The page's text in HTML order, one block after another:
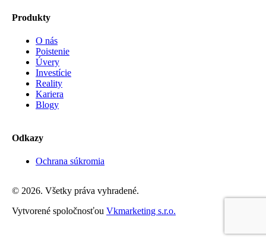
Produkty
O nás
Poistenie
Úvery
Investície
Reality
Kariera
Blogy
Odkazy
Ochrana súkromia
© 2026. Všetky práva vyhradené.
Vytvorené spoločnosťou Vkmarketing s.r.o.